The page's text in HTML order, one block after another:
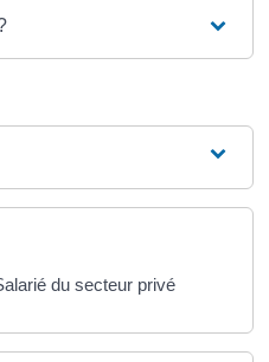
du secteur privé